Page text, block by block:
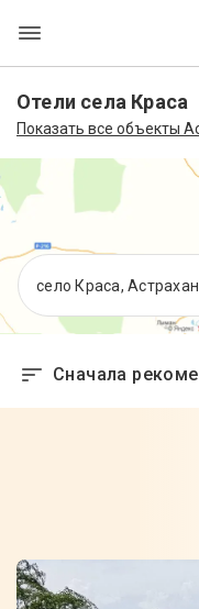
Отели села Краса
Показать все объекты
Сначала